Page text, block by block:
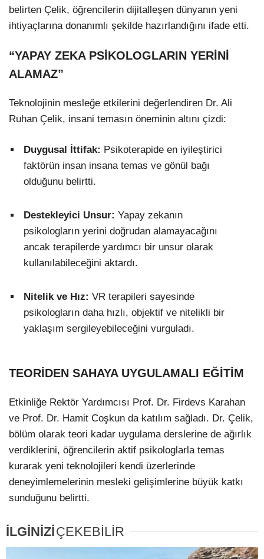
belirten Çelik, öğrencilerin dijitalleşen dünyanın yeni
ihtiyaçlarına donanımlı şekilde hazırlandığını ifade etti.
“YAPAY ZEKA PSİKOLOGLARIN YERİNİ
ALAMAZ”
Teknolojinin mesleğe etkilerini değerlendiren Dr. Ali
Ruhan Çelik, insani temasın öneminin altını çizdi:
Duygusal İttifak: Psikoterapide en iyileştirici
faktörün insan insana temas ve gönül bağı
olduğunu belirtti.
Destekleyici Unsur: Yapay zekanın
psikologların yerini doğrudan alamayacağını
ancak terapilerde yardımcı bir unsur olarak
kullanılabileceğini aktardı.
Nitelik ve Hız: VR terapileri sayesinde
psikologların daha hızlı, objektif ve nitelikli bir
yaklaşım sergileyebileceğini vurguladı.
TEORİDEN SAHAYA UYGULAMALI EĞİTİM
Etkinliğe Rektör Yardımcısı Prof. Dr. Firdevs Karahan
ve Prof. Dr. Hamit Coşkun da katılım sağladı. Dr. Çelik,
bölüm olarak teori kadar uygulama derslerine de ağırlık
verdiklerini, öğrencilerin aktif psikologlarla temas
kurarak yeni teknolojileri kendi üzerlerinde
deneyimlemelerinin mesleki gelişimlerine büyük katkı
sunduğunu belirtti.
İLGİNİZİÇEKEBİLİR